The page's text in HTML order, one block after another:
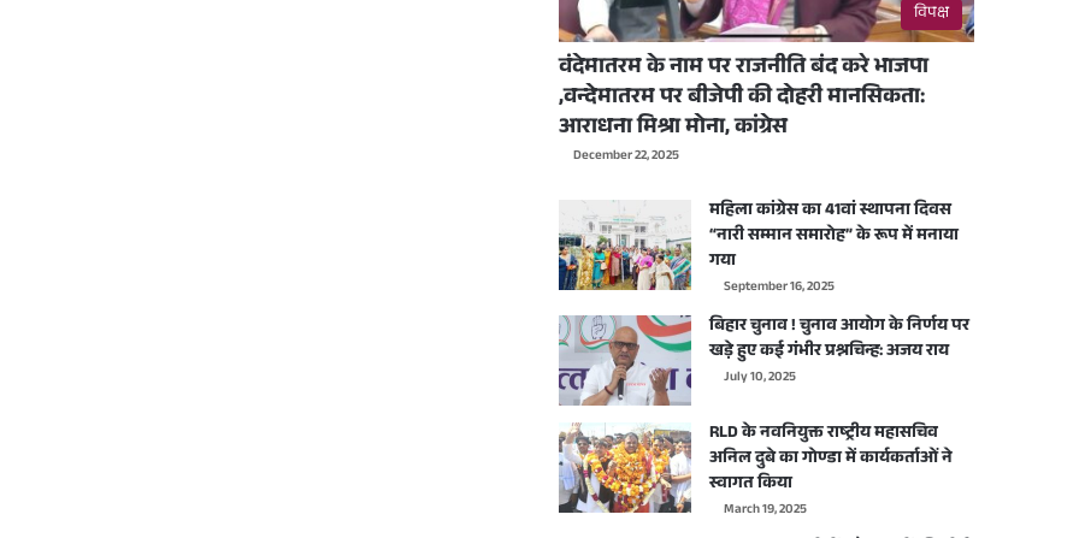
विपक्ष
वंदेमातरम के नाम पर राजनीति बंद करे भाजपा
,वन्देमातरम पर बीजेपी की दोहरी मानसिकता:
आराधना मिश्रा मोना, कांग्रेस
December 22, 2025
महिला कांग्रेस का 41वां स्थापना दिवस
“नारी सम्मान समारोह” के रूप में मनाया
गया
September 16, 2025
बिहार चुनाव ! चुनाव आयोग के निर्णय पर
खड़े हुए कई गंभीर प्रश्नचिन्ह: अजय राय
July 10, 2025
RLD के नवनियुक्त राष्ट्रीय महासचिव
अनिल दुबे का गोण्डा में कार्यकर्ताओं ने
स्वागत किया
March 19, 2025